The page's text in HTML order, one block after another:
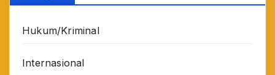
Hukum/Kriminal
Internasional